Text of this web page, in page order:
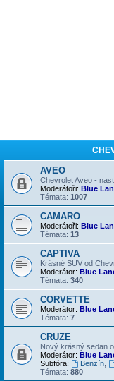
AVEO
Chevrolet Aveo -
Moderátoři: Blue
Témata: 1007
CAMARO
Moderátoři: Blue
Témata: 13
CAPTIVA
Krásné SUV od
Moderátor: Blue
Témata: 340
CORVETTE
Moderátor: Blue
Témata: 7
CRUZE
Nový krásný sedan
Moderátor: Blue
Subfóra:
Benzín,
Témata: 880